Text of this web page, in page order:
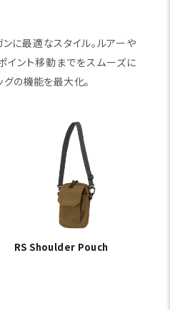
ンに最適なスタイル。ルアーや
イント移動までをスムーズに
の機能を最大化。
RS Shoulder Pouch